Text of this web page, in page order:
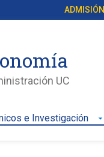
ADMISIÓN
UC
e Investigación arrow_drop_down